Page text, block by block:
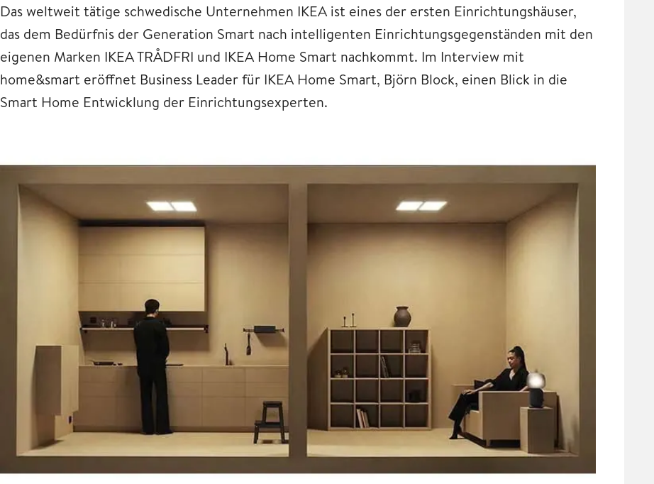
Das weltweit tätige schwedische Unternehmen IKEA ist eines der ersten Einrichtungshäuser,
das dem Bedürfnis der Generation Smart nach intelligenten Einrichtungsgegenständen mit den
eigenen Marken IKEA TRÅDFRI und IKEA Home Smart nachkommt. Im Interview mit
home&smart eröffnet Business Leader für IKEA Home Smart, Björn Block, einen Blick in die
Smart Home Entwicklung der Einrichtungsexperten.